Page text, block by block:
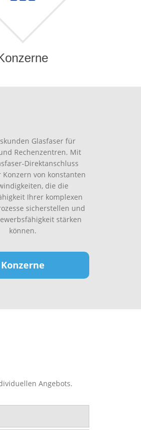
Glasfaser für
Rechenzentren. Mit
Direktanschluss
von konstanten
die die
Ihrer komplexen
sicherstellen und
stärken
können.
Konzerne
Angebots.